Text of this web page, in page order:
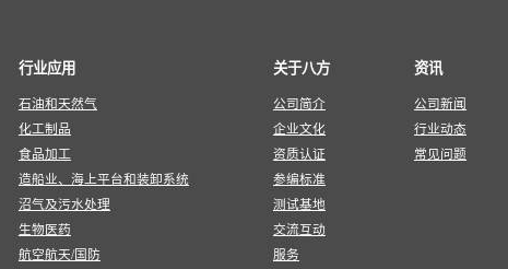
行业应用
石油和天然气
化工制品
食品加工
造船业、海上平台和装卸系统
沼气及污水处理
生物医药
航空航天/国防
关于八方
公司简介
企业文化
资质认证
参编标准
测试基地
交流互动
服务
资讯
公司新闻
行业动态
常见问题